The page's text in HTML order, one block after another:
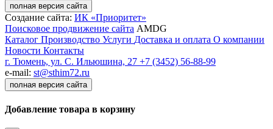
полная версия сайта
Создание сайта: ИК «Приоритет»
Поисковое продвижение сайта AMDG
Каталог Производство Услуги Доставка и оплата О компании
Новости Контакты
г. Тюмень, ул. С. Ильюшина, 27 +7 (3452) 56-88-99
e-mail: st@sthim72.ru
полная версия сайта
Добавление товара в корзину